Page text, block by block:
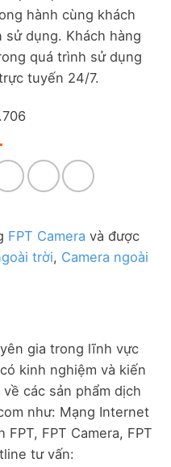
hành cùng khách
dụng. Khách hàng
quá trình sử dụng
tuyến 24/7.
FPT Camera và được
trời, Camera ngoài
gia trong lĩnh vực
kinh nghiệm và kiến
các sản phẩm dịch
như: Mạng Internet
FPT, FPT Camera, FPT
tư vấn: